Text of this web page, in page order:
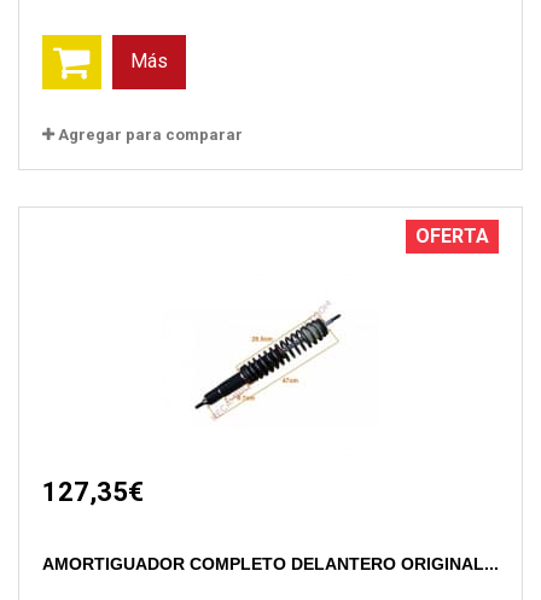
Más
Agregar para comparar
OFERTA
127,35€
AMORTIGUADOR COMPLETO DELANTERO ORIGINAL...